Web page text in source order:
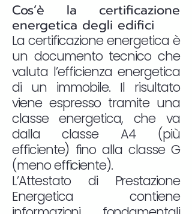
Cos’è la certificazione
energetica degli edifici
La certificazione energetica è
un documento tecnico che
valuta l’efficienza energetica
di un immobile. Il risultato
viene espresso tramite una
classe energetica, che va
dalla classe A4 (più
efficiente) fino alla classe G
(meno efficiente).
L’Attestato di Prestazione
Energetica contiene